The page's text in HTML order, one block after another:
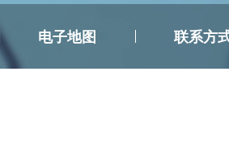
电子地图 联系方